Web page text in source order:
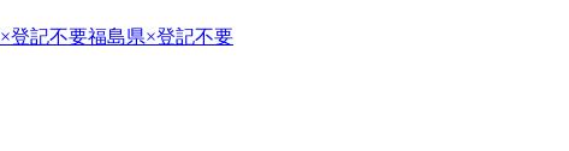
×登記不要福島県×登記不要